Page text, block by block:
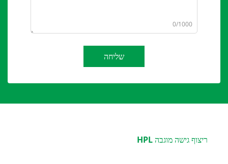
0/1000
שליחה
ריצוף גישה מוגבה HPL